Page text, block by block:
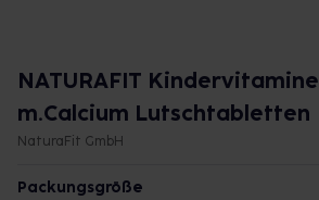
NATURAFIT Kindervitamine
m.Calcium Lutschtabletten
NaturaFit GmbH
Packungsgröße